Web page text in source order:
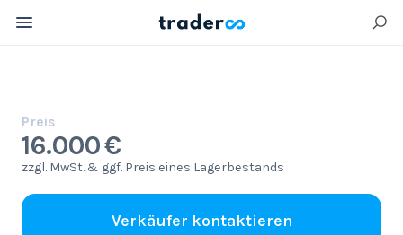
Preis
16.000 €
zzgl. MwSt. & ggf. Preis eines Lagerbestands
Verkäufer kontaktieren